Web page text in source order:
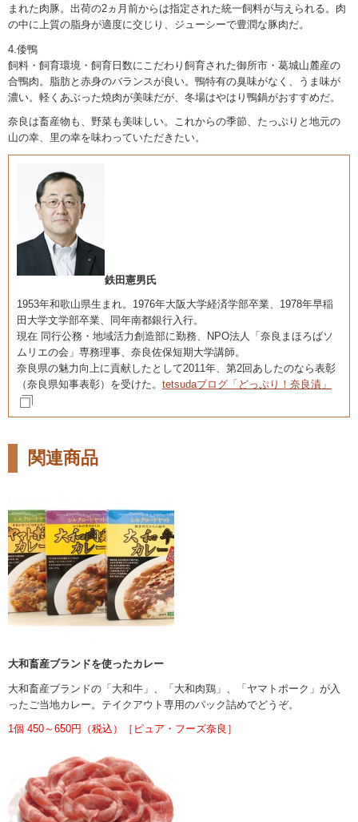
まれた肉豚。出荷の2ヵ月前からは指定された統一飼料が与えられる。肉
の中に上質の脂身が適度に交じり、ジューシーで豊潤な豚肉だ。
4.倭鴨
飼料・飼育環境・飼育日数にこだわり飼育された御所市・葛城山麓産の
合鴨肉。脂肪と赤身のバランスが良い。鴨特有の臭味がなく、うま味が
濃い。軽くあぶった焼肉が美味だが、冬場はやはり鴨鍋がおすすめだ。
奈良は畜産物も、野菜も美味しい。これからの季節、たっぷりと地元の
山の幸、里の幸を味わっていただきたい。
鉄田憲男氏
1953年和歌山県生まれ。1976年大阪大学経済学部卒業、1978年早稲
田大学文学部卒業、同年南都銀行入行。
現在 同行公務・地域活力創造部に勤務、NPO法人「奈良まほろばソ
ムリエの会」専務理事、奈良佐保短期大学講師。
奈良県の魅力向上に貢献したとして2011年、第2回あしたのなら表彰
（奈良県知事表彰）を受けた。 tetsudaブログ「どっぷり！奈良漬」
関連商品
大和畜産ブランドを使ったカレー
大和畜産ブランドの「大和牛」、「大和肉鶏」、「ヤマトポーク」が入
ったご当地カレー。テイクアウト専用のパック詰めでどうぞ。
1個 450～650円（税込）［ピュア・フーズ奈良］